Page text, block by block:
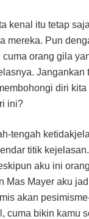
kenal itu tetap
mereka. Pun
cuma orang gila
Jangankan
diri kita
ini?
tengah
titik
aku ini
Mas Mayer aku
akan
cuma bikin kamu